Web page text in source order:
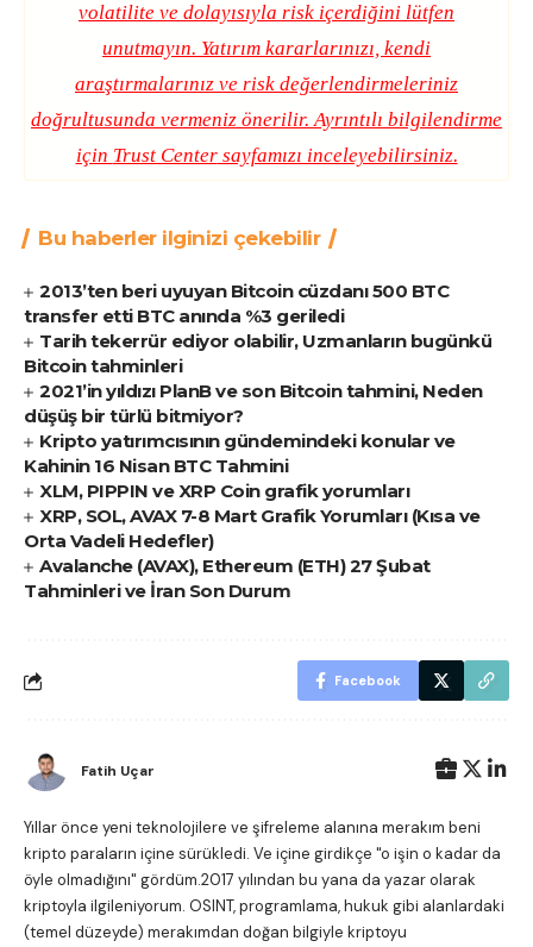
volatilite ve dolayısıyla risk içerdiğini lütfen
unutmayın. Yatırım kararlarınızı, kendi
araştırmalarınız ve risk değerlendirmeleriniz
doğrultusunda vermeniz önerilir. Ayrıntılı bilgilendirme
için Trust Centersayfamızı inceleyebilirsiniz.
Bu haberler ilginizi çekebilir
2013’ten beri uyuyan Bitcoin cüzdanı 500 BTC
transfer etti BTC anında %3 geriledi
Tarih tekerrür ediyor olabilir, Uzmanların bugünkü
Bitcoin tahminleri
2021’in yıldızı PlanB ve son Bitcoin tahmini, Neden
düşüş bir türlü bitmiyor?
Kripto yatırımcısının gündemindeki konular ve
Kahinin 16 Nisan BTC Tahmini
XLM, PIPPIN ve XRP Coin grafik yorumları
XRP, SOL, AVAX 7-8 Mart Grafik Yorumları (Kısa ve
Orta Vadeli Hedefler)
Avalanche (AVAX), Ethereum (ETH) 27 Şubat
Tahminleri ve İran Son Durum
Facebook
Fatih Uçar
Yıllar önce yeni teknolojilere ve şifreleme alanına merakım beni
kripto paraların içine sürükledi. Ve içine girdikçe "o işin o kadar da
öyle olmadığını" gördüm.2017 yılından bu yana da yazar olarak
kriptoyla ilgileniyorum. OSINT, programlama, hukuk gibi alanlardaki
(temel düzeyde) merakımdan doğan bilgiyle kriptoyu